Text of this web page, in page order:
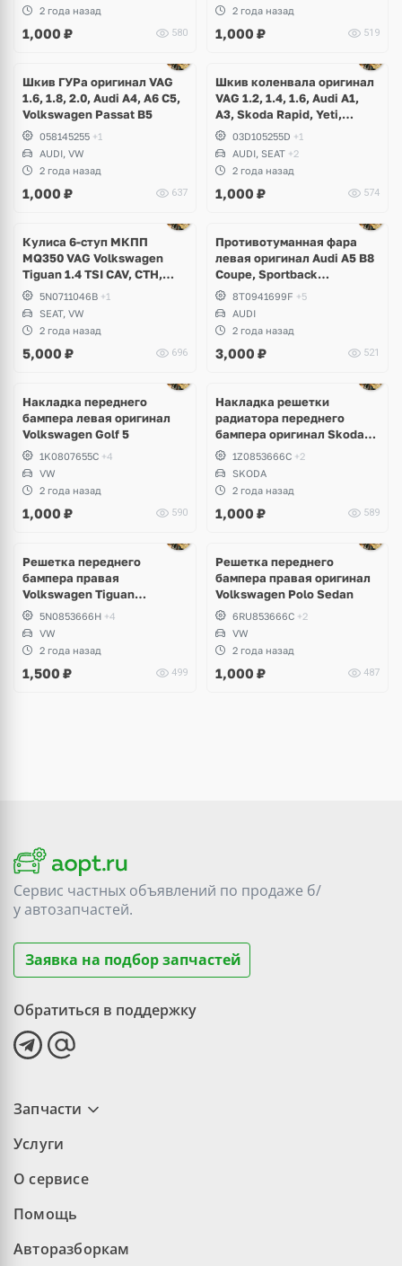
2 года назад
1,000 ₽ 580
2 года назад
1,000 ₽ 519
Шкив ГУРа оригинал VAG
1.6, 1.8, 2.0, Audi A4, A6 C5,
Volkswagen Passat B5
058145255 +1
AUDI, VW
2 года назад
1,000 ₽ 637
Шкив коленвала оригинал
VAG 1.2, 1.4, 1.6, Audi A1,
A3, Skoda Rapid, Yeti,
Fabia, Roomster, Superb,
Volkswagen Golf 5, 6, Jetta,
Tiguan, Eos, Scirocco,
Passat B6, B7, Polo, Touran,
Seat Leon
03D105255D +1
AUDI, SEAT +2
2 года назад
1,000 ₽ 574
Кулиса 6-ступ МКПП
MQ350 VAG Volkswagen
Tiguan 1.4 TSI CAV, CTH,
Sharan, Seat Alhambra
5N0711046B +1
SEAT, VW
2 года назад
5,000 ₽ 696
Противотуманная фара
левая оригинал Audi A5 B8
Coupe, Sportback
рестайлинг
8T0941699F +5
AUDI
2 года назад
3,000 ₽ 521
Накладка переднего
бампера левая оригинал
Volkswagen Golf 5
1K0807655C +4
VW
2 года назад
1,000 ₽ 590
Накладка решетки
радиатора переднего
бампера оригинал Skoda
Octavia A5
1Z0853666C +2
SKODA
2 года назад
1,000 ₽ 589
Решетка переднего
бампера правая
Volkswagen Tiguan
дорестайлинг
5N0853666H +4
VW
2 года назад
1,500 ₽ 499
Решетка переднего
бампера правая оригинал
Volkswagen Polo Sedan
6RU853666C +2
VW
2 года назад
1,000 ₽ 487
Сервис частных объявлений по продаже б/
уавтозапчастей.
Заявка на подбор запчастей
Обратиться в поддержку
Запчасти
Услуги
О сервисе
Помощь
Авторазборкам